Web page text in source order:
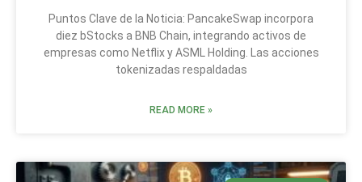
Puntos Clave de la Noticia: PancakeSwap incorpora
diez bStocks a BNB Chain, integrando activos de
empresas como Netflix y ASML Holding. Las acciones
tokenizadas respaldadas
READ MORE »